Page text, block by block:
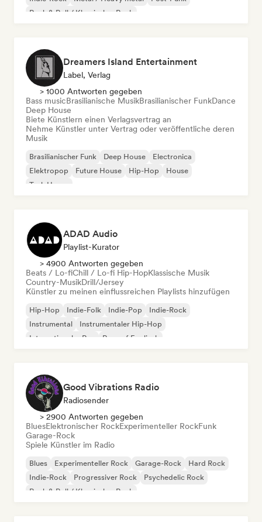
Rock & Roll / Klassischer Rock
Dreamers Island Entertainment
Label, Verlag
> 1000 Antworten gegeben
Bass musicBrasilianische MusikBrasilianischer FunkDance
Deep House
Biete Künstlern einen Verlagsvertrag an
Nehme Künstler unter Vertrag oder veröffentliche deren
Musik
Brasilianischer Funk Deep House
Electronica
Elektropop
Future House Hip-Hop
House
Tech House
ADAD Audio
Playlist-Kurator
> 4900 Antworten gegeben
Beats / Lo-fiChill / Lo-fi Hip-HopKlassische Musik
Country-MusikDrill/Jersey
Künstler zu meinen einflussreichen Playlists hinzufügen
Hip-Hop Indie-Folk Indie-Pop
Indie-Rock
Instrumental
Instrumentaler Hip-Hop
Internationaler Rap
Rap auf Englisch
Good Vibrations Radio
Radiosender
> 2900 Antworten gegeben
BluesElektronischer RockExperimenteller RockFunk
Garage-Rock
Spiele Künstler im Radio
Blues Experimenteller Rock Garage-Rock
Hard Rock
Indie-Rock
Progressiver Rock
Psychedelic Rock
Rock & Roll / Klassischer Rock